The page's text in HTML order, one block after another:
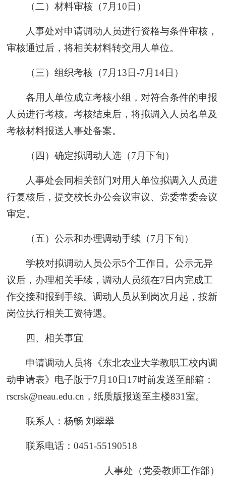
（二）材料审核（7月10日）
人事处对申请调动人员进行资格与条件审核，
审核通过后，将相关材料转交用人单位。
（三）组织考核（7月13日-7月14日）
各用人单位成立考核小组，对符合条件的申报
人员进行考核。考核结束后，将拟调入人员名单及
考核材料报送人事处备案。
（四）确定拟调动人选（7月下旬）
人事处会同相关部门对用人单位拟调入人员进
行复核后，提交校长办公会议审议、党委常委会议
审定。
（五）公示和办理调动手续（7月下旬）
学校对拟调动人员公示5个工作日。公示无异
议后，办理相关手续，调动人员须在7日内完成工
作交接和报到手续。调动人员从到岗次月起，按新
岗位执行相关工资待遇。
四、相关事宜
申请调动人员将《东北农业大学教职工校内调
动申请表》电子版于7月10日17时前发送至邮箱：
rscrsk@neau.edu.cn，纸质版报送至主楼831室。
联系人：杨畅 刘翠翠
联系电话：0451-55190518
人事处（党委教师工作部）